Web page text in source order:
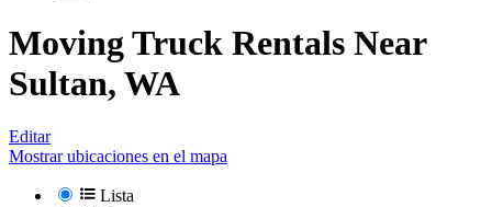
Moving Truck Rentals Near
Sultan, WA
Editar
Mostrar ubicaciones en el mapa
Lista